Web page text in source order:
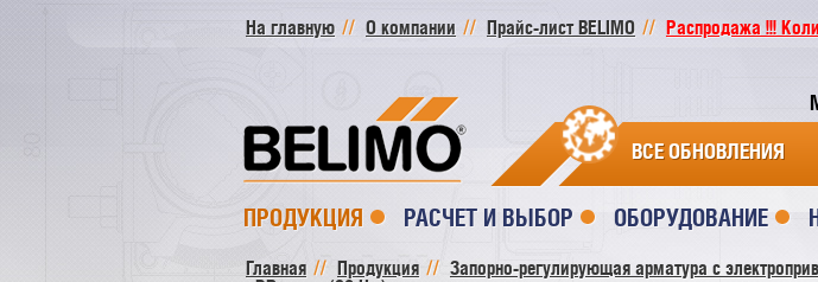
На главную О компании Прайс-лист BELIMO
Распродажа !!!
ВСЕ ОБНОВЛЕНИЯ
ПРОДУКЦИЯ РАСЧЕТ И ВЫБОР ОБОРУДОВАНИЕ
Главная Продукция Запорно-регулирующая арматура с